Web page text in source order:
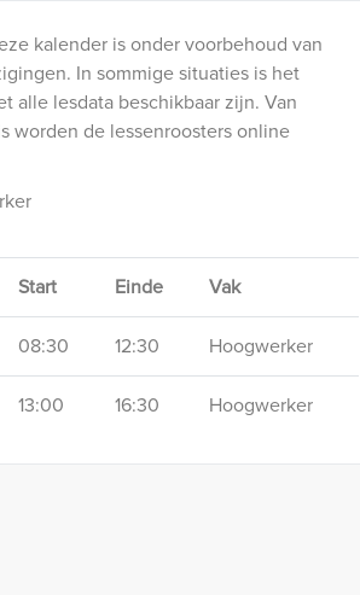
kalender is onder voorbehoud van
In sommige situaties is het
alle lesdata beschikbaar zijn. Van
worden de lessenroosters online
Start Einde Vak
08:30 12:30 Hoogwerker
13:00 16:30 Hoogwerker